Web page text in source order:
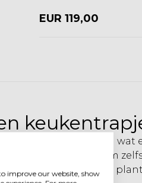
EUR 119,00
huis behoefte aan
benodigde hoogte om
of het verzorgen van
improve our website, show